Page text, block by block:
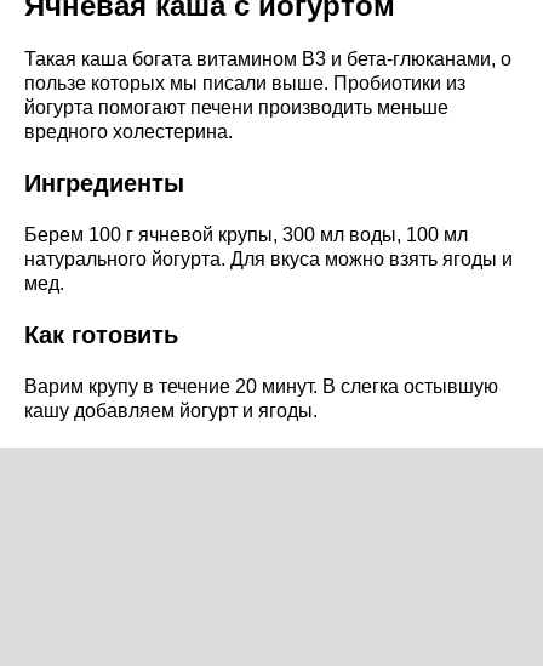
Такая каша богата витамином B3 и бета-глюканами, о
пользе которых мы писали выше. Пробиотики из
йогурта помогают печени производить меньше
вредного холестерина.
Ингредиенты
Берем 100 г ячневой крупы, 300 мл воды, 100 мл
натурального йогурта. Для вкуса можно взять ягоды и
мед.
Как готовить
Варим крупу в течение 20 минут. В слегка остывшую
кашу добавляем йогурт и ягоды.